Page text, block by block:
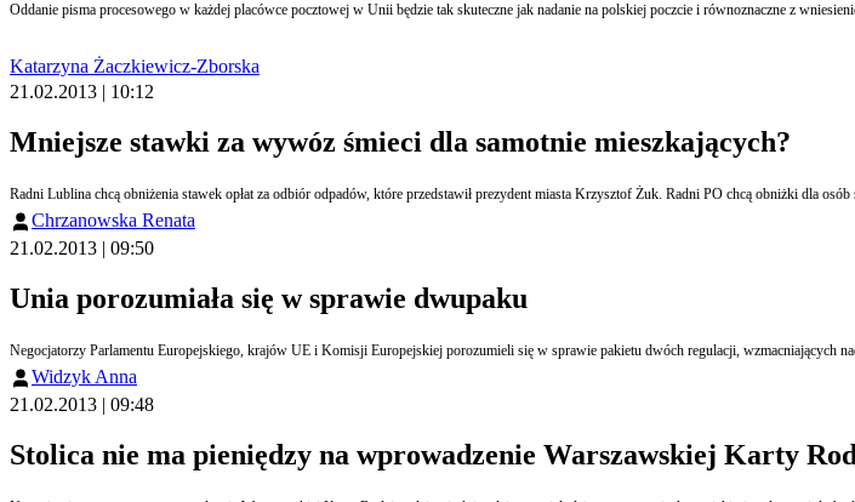
Oddanie pisma procesowego w każdej placówce pocztowej w Unii będzie tak skuteczne jak nadanie na polskiej poczcie i równoznaczne z
Katarzyna Żaczkiewicz-Zborska
21.02.2013 | 10:12
Mniejsze stawki za wywóz śmieci dla samotnie mieszkających?
Radni Lublina chcą obniżenia stawek opłat za odbiór odpadów, które przedstawił prezydent miasta Krzysztof Żuk. Radni PO chcą obniżki dla
Chrzanowska Renata
21.02.2013 | 09:50
Unia porozumiała się w sprawie dwupaku
Negocjatorzy Parlamentu Europejskiego, krajów UE i Komisji Europejskiej porozumieli się w sprawie pakietu dwóch regulacji, wzmacniających
Widzyk Anna
21.02.2013 | 09:48
Stolica nie ma pieniędzy na wprowadzenie Warszawskiej Karty